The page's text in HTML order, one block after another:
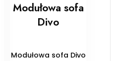
Modułowa sofa
Divo
Modułowa sofa Divo